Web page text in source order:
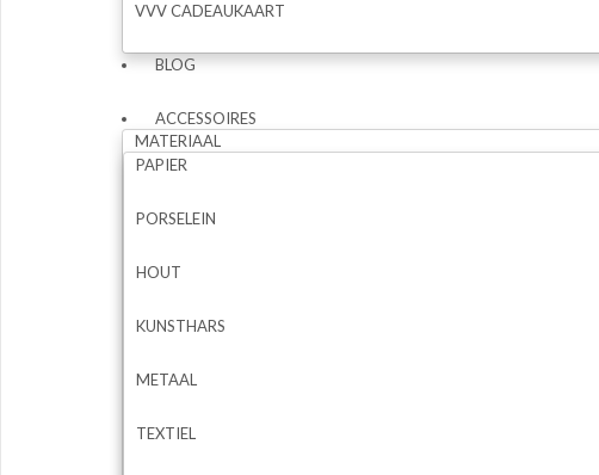
VVV CADEAUKAART
BLOG
ACCESSOIRES
MATERIAAL
PAPIER
PORSELEIN
HOUT
KUNSTHARS
METAAL
TEXTIEL